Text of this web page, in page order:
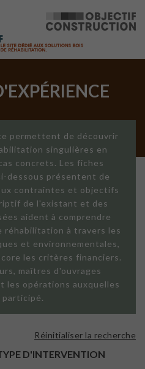
permettent de découvrir
singulières en
concrets. Les fiches
dessous présentent de
contraintes et objectifs
de l'existant et des
aident à comprendre
réhabilitation à travers les
et environnementales,
les critères financiers.
maîtres d'ouvrages
les opérations auxquelles
D'INTERVENTION
Réinitialiser la recherche